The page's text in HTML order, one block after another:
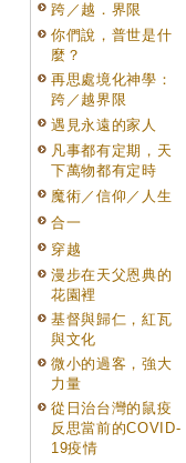
跨／越．界限
你們說，普世是什
麼？
再思處境化神學：
跨／越界限
遇見永遠的家人
凡事都有定期，天
下萬物都有定時
魔術／信仰／人生
合一
穿越
漫步在天父恩典的
花園裡
基督與歸仁，紅瓦
與文化
微小的過客，強大
力量
從日治台灣的鼠疫
反思當前的COVID-
19疫情